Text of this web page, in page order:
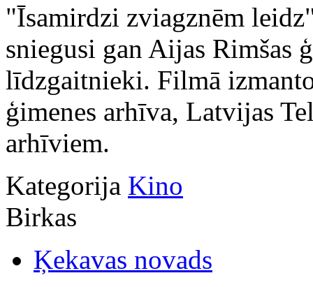
"Īsamirdzi zviagznēm
sniegusi gan Aijas Rimšas
līdzgaitnieki. Filmā
ģimenes arhīva, Latvijas
arhīviem.
Kategorija Kino
Birkas
Ķekavas novads